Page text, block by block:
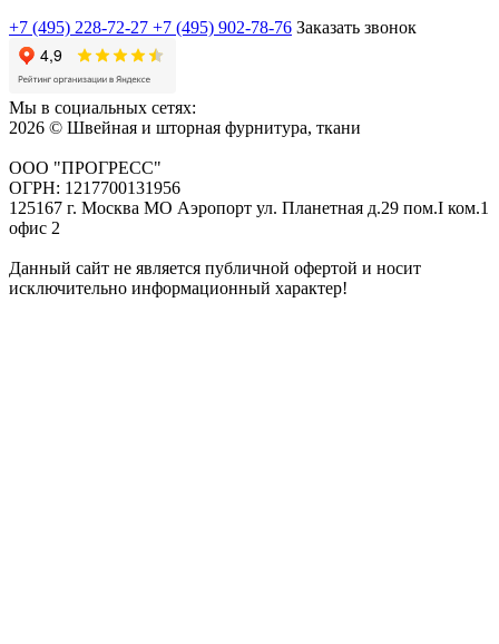
+7 (495) 228-72-27 +7 (495) 902-78-76 Заказать звонок
Мы в социальных сетях:
2026 © Швейная и шторная фурнитура, ткани
ООО "ПРОГРЕСС"
ОГРН: 1217700131956
125167 г. Москва МО Аэропорт ул. Планетная д.29 пом.I ком.1
офис 2
Данный сайт не является публичной офертой и носит
исключительно информационный характер!